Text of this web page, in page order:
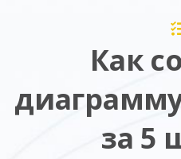
Как
за 5